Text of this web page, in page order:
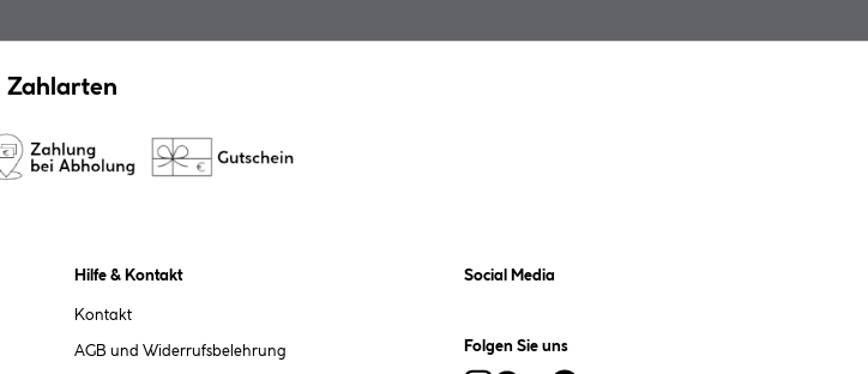
Zahlarten
Hilfe & Kontakt
Kontakt
AGB und Widerrufsbelehrung
Social Media
Folgen Sie uns